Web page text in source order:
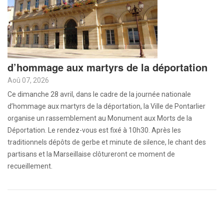
d’hommage aux martyrs de la déportation
Aoû 07, 2026
Ce dimanche 28 avril, dans le cadre de la journée nationale
d’hommage aux martyrs de la déportation, la Ville de Pontarlier
organise un rassemblement au Monument aux Morts de la
Déportation. Le rendez-vous est fixé à 10h30. Après les
traditionnels dépôts de gerbe et minute de silence, le chant des
partisans et la Marseillaise clôtureront ce moment de
recueillement.